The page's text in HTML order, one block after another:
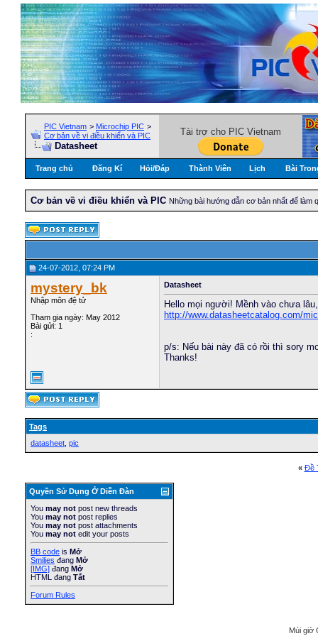
PIC Vietnam > Microchip PIC >
Cơ bản về vi điều khiển và PIC
Datasheet
Tài trợ cho PIC Vietnam
Trang chủ Đăng Kí Hỏi/Ðáp Thành Viên Lịch Bài
Cơ bản về vi điều khiển và PIC Những bài hướng dẫn cơ bản nhất để làm
24-07-2012, 07:24 PM
mystery_bk
Nhập môn đệ tử
Tham gia ngày: May 2012
Bài gửi: 1
:
Datasheet
Hello mọi người! Mềnh vào chưa
http://www.datasheetcatalog.com/
p/s: Nếu bài này đã có rồi thì sory
Thanks!
Tags
datasheet pic
« Ðề
Quyền Sử Dụng Ở Diễn Ðàn
You may not post new threads
You may not post replies
You may not post attachments
You may not edit your posts
BB code is Mở
Smilies đang Mở
[IMG] đang Mở
HTML đang Tắt
Forum Rules
Múi giờ